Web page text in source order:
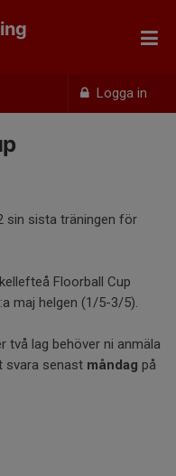
Logga in
sin sista träningen för
Floorball Cup
maj helgen (1/5-3/5).
två lag behöver ni anmäla
svara senast måndag på